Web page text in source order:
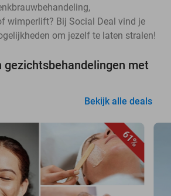
wimperlift? Bij Social Deal vind je
om jezelf te laten stralen!
gezichtsbehandelingen met
Bekijk alle deals
61%